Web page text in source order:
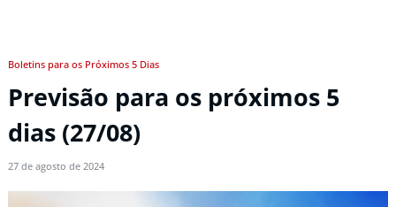
Boletins para os Próximos 5 Dias
Previsão para os próximos 5
dias (27/08)
27 de agosto de 2024